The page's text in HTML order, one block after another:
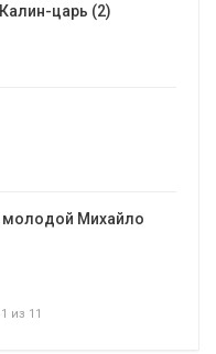
царь (2)
молодой Михайло
1 из 11